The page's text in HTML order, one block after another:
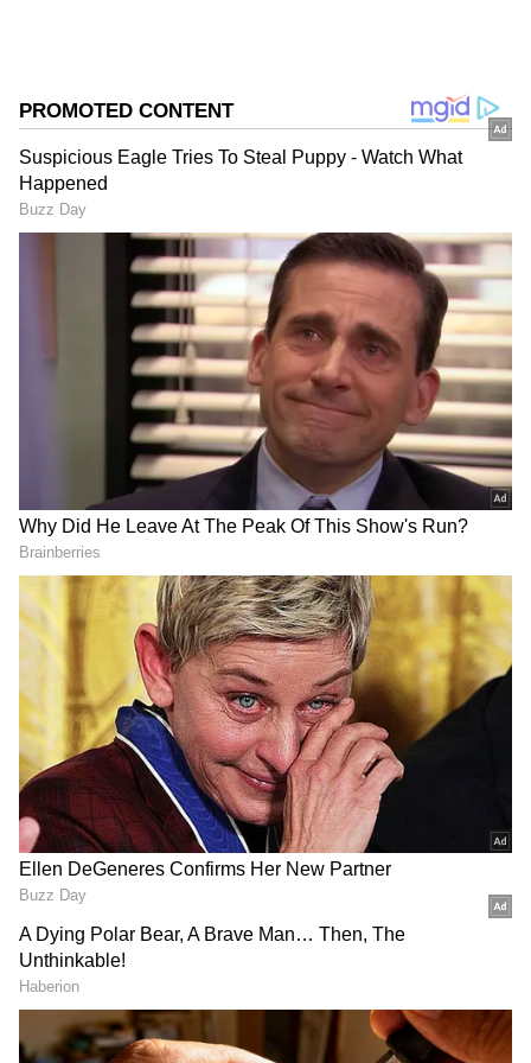
అప్పుడు వసుధారకి రిషి మెసేజ్ చేయడంతో మీ ఇష్టం సార్
మీకు నచ్చింది తీసుకోండి అని మెసేజ్ చేస్తుంది. అప్పుడు
రిషి ఇదేంటి మళ్ళీ సెలెక్షన్ నాకే వదిలేసింది అనుకుంటూ
ఉంటాడు. మరొకవైపు గౌతమ్ కాలేజీ స్టాప్ స్టూడెంట్స్
అందరికీ ఫోన్ చేసి మన భోజనానికి రమ్మని చెబుతూ
ఉండగా ఇంతలోనే అక్కడికి దేవయాని వచ్చి ధరణి పై
సిరీయస్ అయ్యి అక్కడినుంచి కోపంగా వెళ్ళిపోతుంది.
ఇంతలోనే అక్కడికి మహేంద్ర వస్తాడు. మహేంద్ర అందరికీ
ఫోన్ చేసి చెప్పావా రిషి,వసు లని నువ్వే చూసుకోవాలి అని
జాగ్రత్తలు చెబుతాడు. అప్పుడు గౌతమ్ దేవయానికి పెద్దమ్మ